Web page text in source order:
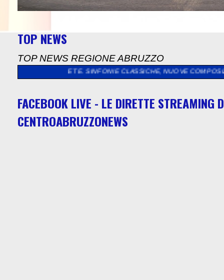
TOP NEWS
TOP NEWS REGIONE ABRUZZO
NUOVE COMPOSIZIONI E VIDEOPROIEZIONI
FACEBOOK LIVE - LE DIRETTE STREAMING
CENTROABRUZZONEWS